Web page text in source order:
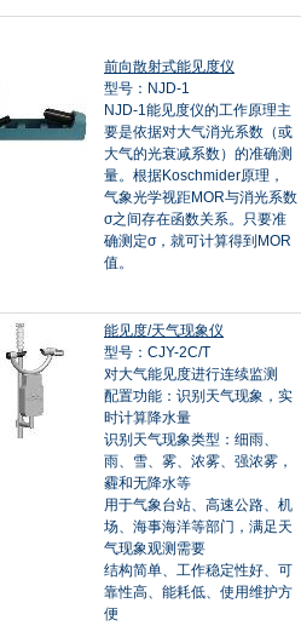
前向散射式能见度仪
型号：NJD-1
NJD-1能见度仪的工作原理主
要是依据对大气消光系数（或
大气的光衰减系数）的准确测
量。根据Koschmider原理，
气象光学视距MOR与消光系数
σ之间存在函数关系。只要准
确测定σ，就可计算得到MOR
值。
能见度/天气现象仪
型号：CJY-2C/T
对大气能见度进行连续监测
配置功能：识别天气现象，实
时计算降水量
识别天气现象类型：细雨、
雨、雪、雾、浓雾、强浓雾，
霾和无降水等
用于气象台站、高速公路、机
场、海事海洋等部门，满足天
气现象观测需要
结构简单、工作稳定性好、可
靠性高、能耗低、使用维护方
便